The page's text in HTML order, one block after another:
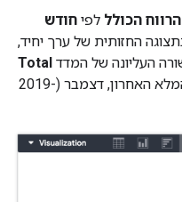
הכולללפי חודש
החזותית של ערך יחיד,
של המדדTotal
, שהוא 41,394.51 $‎ לחודש המלא האחרון, דצמבר (2019-